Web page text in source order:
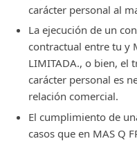
puede
en otras
que
historial
navegación.
Correo
postal.
carácter personal al
La ejecución de un
contractual entre tu y
LIMITADA., o bien, el
carácter personal es
relación comercial.
El cumplimiento de
casos que en MAS Q